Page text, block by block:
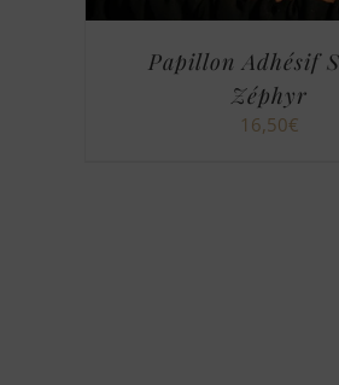
LA
Papillon Adhésif
Zéphyr
16,50€